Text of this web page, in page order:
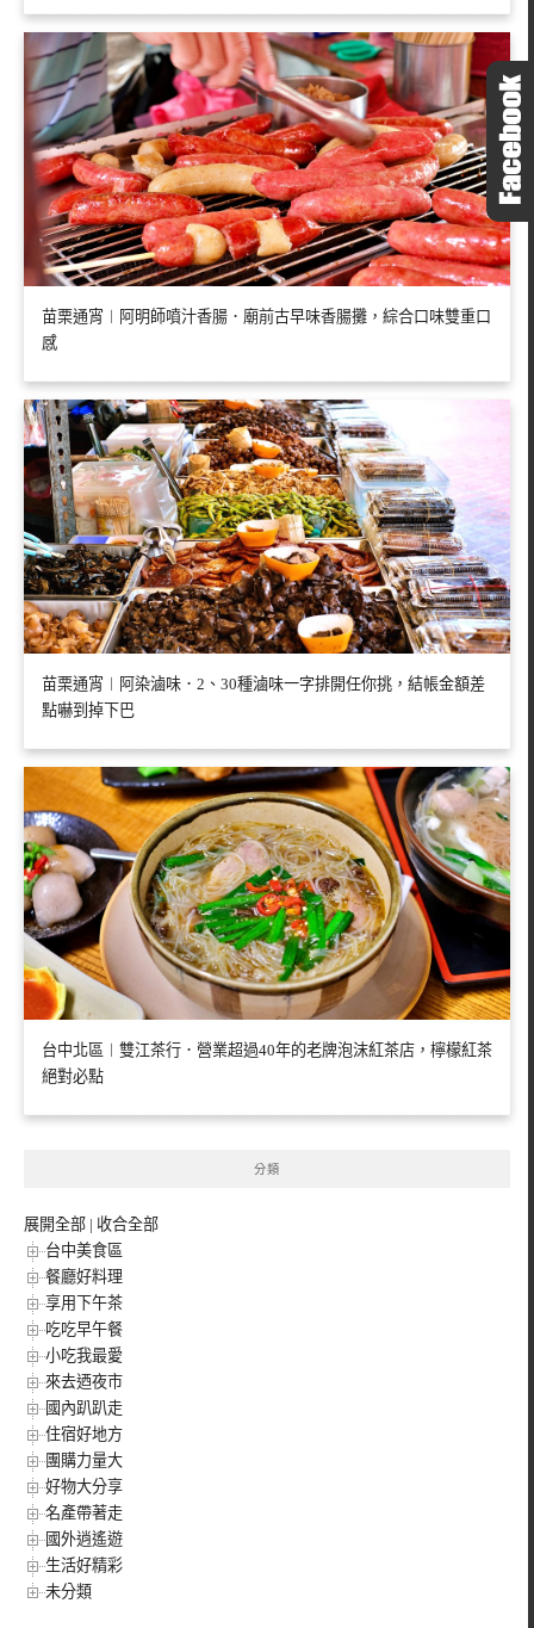
苗栗通宵︱阿明師噴汁香腸．廟前古早味香腸攤，綜合口味雙重口
感
苗栗通宵︱阿染滷味．2、30種滷味一字排開任你挑，結帳金額差
點嚇到掉下巴
台中北區︱雙江茶行．營業超過40年的老牌泡沫紅茶店，檸檬紅茶
絕對必點
分類
展開全部 | 收合全部
台中美食區
餐廳好料理
享用下午茶
吃吃早午餐
小吃我最愛
來去迺夜市
國內趴趴走
住宿好地方
團購力量大
好物大分享
名產帶著走
國外逍遙遊
生活好精彩
未分類